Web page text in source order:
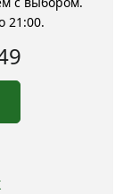
21:00.